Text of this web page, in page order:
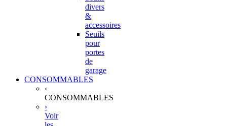
divers
&
accessoires
Seuils
pour
portes
de
garage
CONSOMMABLES
‹
CONSOMMABLES
›
Voir